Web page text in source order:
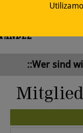
::Wer sind